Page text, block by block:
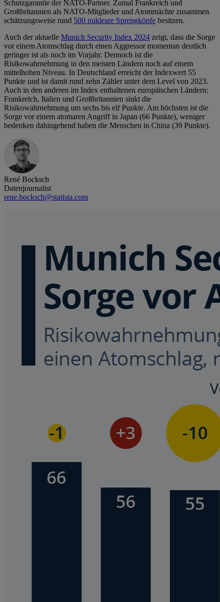
Schutzgarantie der NATO-Partner. Zumal Frankreich und
Großbritannien als NATO-Mitglieder und Atommächte zusammen
schätzungsweise rund 500 nukleare Sprengköpfe besitzen.
Auch der aktuelle Munich Security Index 2024 zeigt, dass die Sorge
vor einem Atomschlag durch einen Aggressor momentan deutlich
geringer ist als noch im Vorjahr. Dennoch ist die
Risikowahrnehmung in den meisten Ländern noch auf einem
mittelhohen Niveau. In Deutschland erreicht der Indexwert 55
Punkte und ist damit rund zehn Zähler unter dem Level von 2023.
Auch in den anderen im Index enthaltenen europäischen Ländern:
Frankreich, Italien und Großbritannien sinkt die
Risikowahrnehmung um sechs bis elf Punkte. Am höchsten ist die
Sorge vor einem atomaren Angriff in Japan (66 Punkte), weniger
bedenken dahingehend haben die Menschen in China (39 Punkte).
René Bocksch
Datenjournalist
rene.bocksch@statista.com